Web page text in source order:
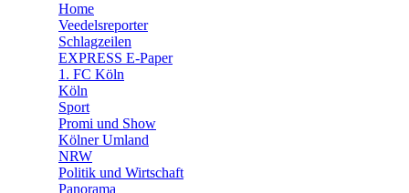
Home
Veedelsreporter
Schlagzeilen
EXPRESS E-Paper
1. FC Köln
Köln
Sport
Promi und Show
Kölner Umland
NRW
Politik und Wirtschaft
Panorama